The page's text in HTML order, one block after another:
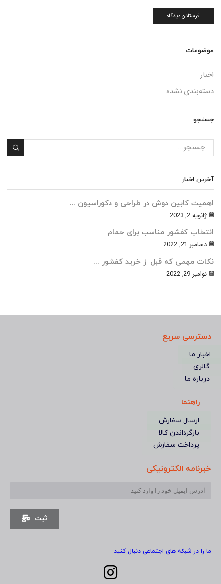
موضوعات
اخبار
دسته‌بندی نشده
جستجو
آخرین اخبار
اهمیت کابین دوش در طراحی و دکوراسیون ...
ژانویه 2, 2023
انتخاب کفشور مناسب برای حمام
دسامبر 21, 2022
نکات مهمی که قبل از خرید کفشور ...
نوامبر 29, 2022
دسترسی سریع
اخبار ما
گالری
درباره ما
راهنما
ارسال سفارش
بازگرداندن کالا
پرداخت سفارش
خبرنامه الکترونیکی
ثبت
ما را در شبکه های اجتماعی دنبال کنید